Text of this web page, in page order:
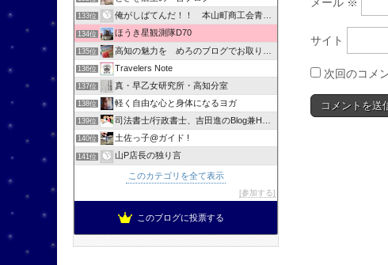
メール ※
サイト
次回のコメ
133位 俺がしばてんだ！！ 本山町商工会青年部
134位 ほうき星観測隊D70
135位 高知の魅力を めろのブログでお取り寄せ
136位 Travelers Note
137位 真・早乙女研究所・高知分室
138位 軽く自由な心と身体になるヨガ
139位 司法書士/行政書士、吉田進のBlog兼HPへようこそ！
140位 土佐っ子@ガイド !
141位 山P店長の独り言
このカテゴリを全て表示
参加する
このブログに投票する